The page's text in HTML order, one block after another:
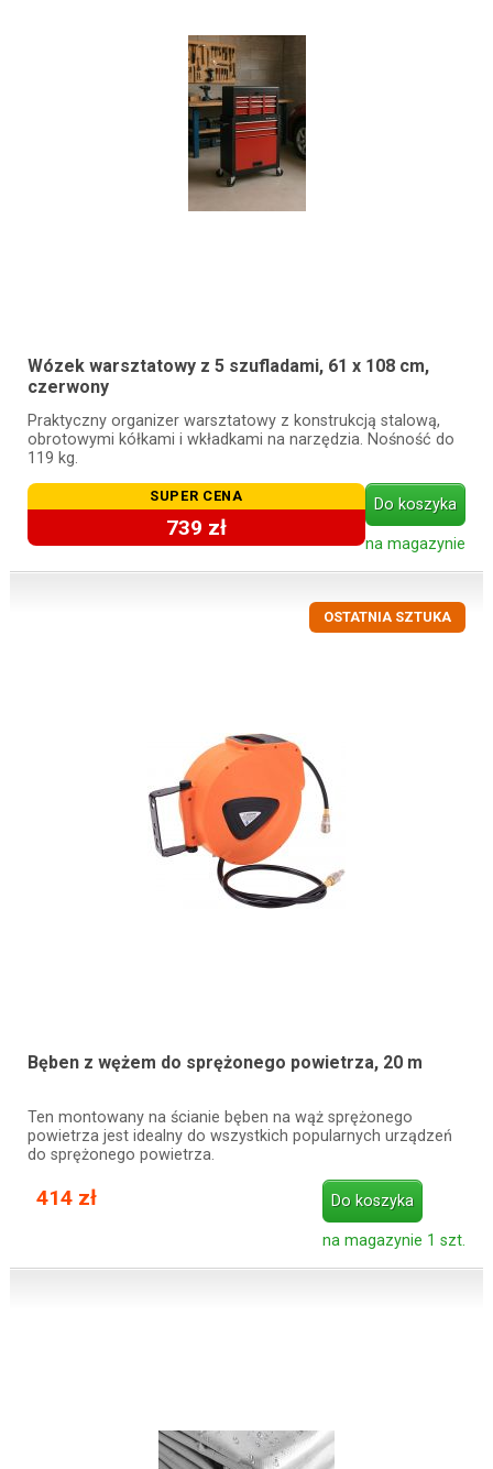
Wózek warsztatowy z 5 szufladami, 61 x 108 cm,
czerwony
Praktyczny organizer warsztatowy z konstrukcją stalową,
obrotowymi kółkami i wkładkami na narzędzia. Nośność do
119 kg.
SUPER CENA
739 zł
Do koszyka
na magazynie
OSTATNIA SZTUKA
Bęben z wężem do sprężonego powietrza, 20 m
Ten montowany na ścianie bęben na wąż sprężonego
powietrza jest idealny do wszystkich popularnych urządzeń
do sprężonego powietrza.
414 zł Do koszyka
na magazynie 1 szt.